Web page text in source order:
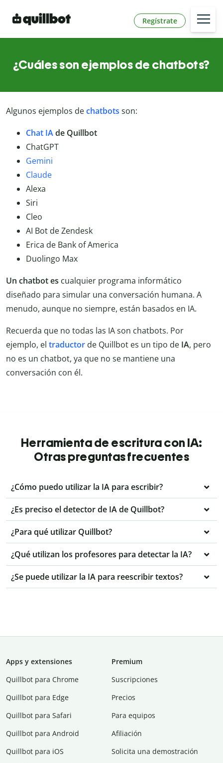
Regístrate
¿Cuáles son ejemplos de chatbots?
Algunos ejemplos dechatbots son:
Chat IAde Quillbot
ChatGPT
Gemini
Claude
Alexa
Siri
Cleo
AI Bot de Zendesk
Erica de Bank of America
Duolingo Max
Un chatbot es cualquier programa informático
diseñado para simular una conversación humana. A
menudo, aunque no siempre, están basados en IA.
Recuerda que no todas las IA son chatbots. Por
ejemplo, el traductor de Quillbot es un tipo de IA, pero
no es un chatbot, ya que no se mantiene una
conversación con él.
Herramienta de escritura con IA:
Otras preguntas frecuentes
¿Cómo puedo utilizar la IA para escribir?
¿Es preciso el detector de IA de Quillbot?
¿Para qué utilizar Quillbot?
¿Qué utilizan los profesores para detectar la IA?
¿Se puede utilizar la IA para reescribir textos?
Apps y extensiones
Quillbot para Chrome
Quillbot para Edge
Quillbot para Safari
Quillbot para Android
Quillbot para iOS
Premium
Suscripciones
Precios
Para equipos
Afiliación
Solicita una demostración